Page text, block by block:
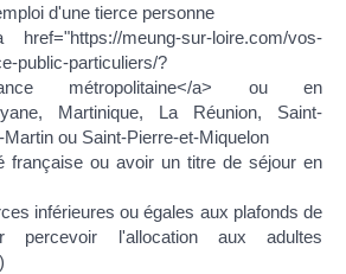
d'une tierce personne
meung-sur-loire.com/vos-
public-particuliers/?
métropolitaine</a> ou en
Martinique, La Réunion, Saint-
ou Saint-Pierre-et-Miquelon
française ou avoir un titre de séjour en
inférieures ou égales aux plafonds de
percevoir l'allocation aux adultes